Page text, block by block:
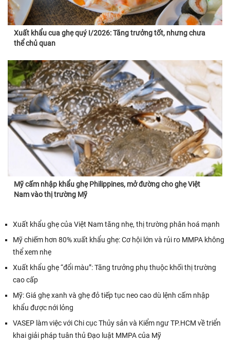
Xuất khẩu cua ghẹ quý I/2026: Tăng trưởng tốt, nhưng chưa
thể chủ quan
Mỹ cấm nhập khẩu ghẹ Philippines, mở đường cho ghẹ Việt
Nam vào thị trường Mỹ
Xuất khẩu ghẹ của Việt Nam tăng nhẹ, thị trường phân hoá mạnh
Mỹ chiếm hơn 80% xuất khẩu ghẹ: Cơ hội lớn và rủi ro MMPA không
thể xem nhẹ
Xuất khẩu ghẹ “đổi màu”: Tăng trưởng phụ thuộc khối thị trường
cao cấp
Mỹ: Giá ghẹ xanh và ghẹ đỏ tiếp tục neo cao dù lệnh cấm nhập
khẩu được nới lỏng
VASEP làm việc với Chi cục Thủy sản và Kiểm ngư TP.HCM về triển
khai giải pháp tuân thủ Đạo luật MMPA của Mỹ